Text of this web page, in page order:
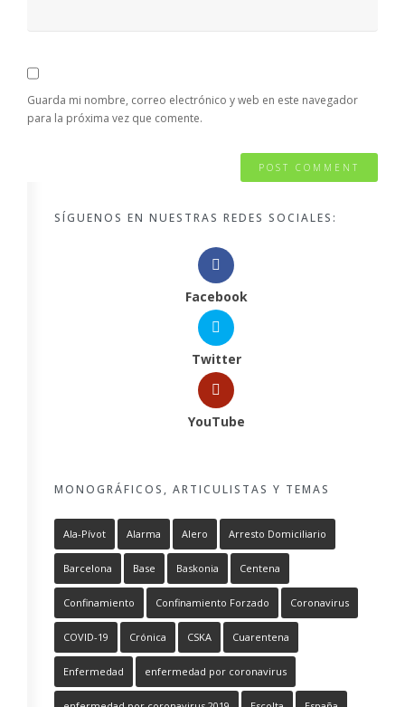
Guarda mi nombre, correo electrónico y web en este navegador
para la próxima vez que comente.
SÍGUENOS EN NUESTRAS REDES SOCIALES:
Facebook
Twitter
YouTube
MONOGRÁFICOS, ARTICULISTAS Y TEMAS
Ala-Pívot Alarma Alero Arresto Domiciliario
Barcelona Base Baskonia Centena
Confinamiento Confinamiento Forzado Coronavirus
COVID-19 Crónica CSKA Cuarentena
Enfermedad enfermedad por coronavirus